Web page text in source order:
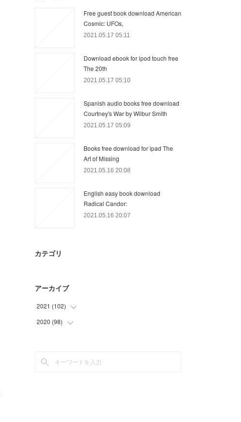
Free guest book download American
Cosmic: UFOs,
2021.05.17 05:11
Download ebook for ipod touch free
The 20th
2021.05.17 05:10
Spanish audio books free download
Courtney's War by Wilbur Smith
2021.05.17 05:09
Books free download for ipad The
Art of Missing
2021.05.16 20:08
English easy book download
Radical Candor:
2021.05.16 20:07
カテゴリ
アーカイブ
2021 (102)
(24
)
(
2020 (98)
(